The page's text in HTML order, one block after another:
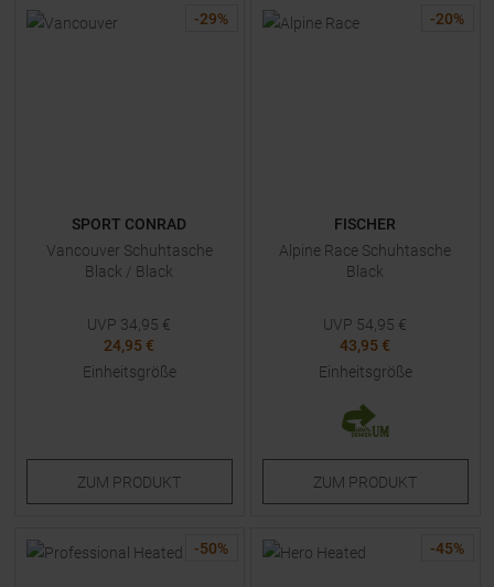
-29%
SPORT CONRAD
Vancouver Schuhtasche
Black / Black
UVP 34,95 €
24,95 €
Einheitsgröße
ZUM PRODUKT
-20%
FISCHER
Alpine Race Schuhtasche
Black
UVP 54,95 €
43,95 €
Einheitsgröße
ZUM PRODUKT
-50% -45%